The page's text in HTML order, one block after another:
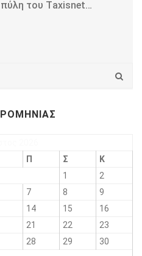
πύλη του Τaxisnet…
Π Σ
Κ
1
2
7 8
9
14 15
16
21 22
23
28 29
30